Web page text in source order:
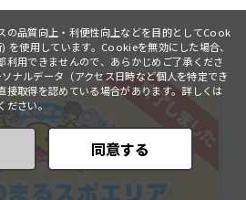
の品質向上・利便性向上などを目的としてCook
を使用しています。Cookieを無効にした場合、
利用できませんので、あらかじめご了承くださ
ナルデータ（アクセス日時など個人を特定でき
接取得を認めている場合があります。詳しくは
ださい。
同意する